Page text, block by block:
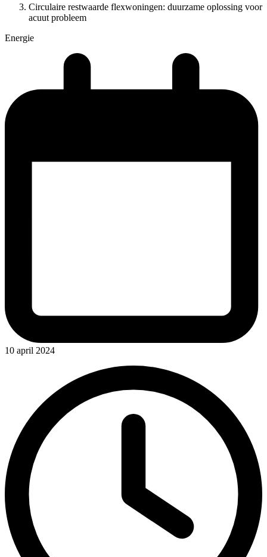
Circulaire restwaarde flexwoningen: duurzame oplossing voor
acuut probleem
Energie
10 april 2024